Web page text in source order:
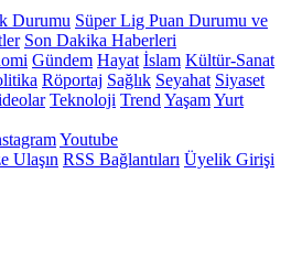
Durumu Süper Lig Puan Durumu ve
Son Dakika Haberleri
Gündem Hayat İslam Kültür-Sanat
Röportaj Sağlık Seyahat Siyaset
Teknoloji Trend YaşamYurt
Youtube
Ulaşın RSS Bağlantıları Üyelik Girişi